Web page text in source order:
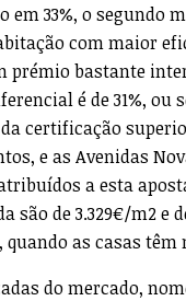
em 33%, o segundo
com maior
prémio bastante
é de 31%, ou
certificação
e as Avenidas
a esta
são de 3.329€/m2
quando as casas
do mercado,